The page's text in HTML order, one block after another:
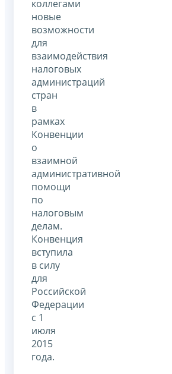
коллегами
новые
возможности
для
взаимодействия
налоговых
администраций
стран
в
рамках
Конвенции
о
взаимной
административной
помощи
по
налоговым
делам.
Конвенция
вступила
в силу
для
Российской
Федерации
с 1
июля
2015
года.